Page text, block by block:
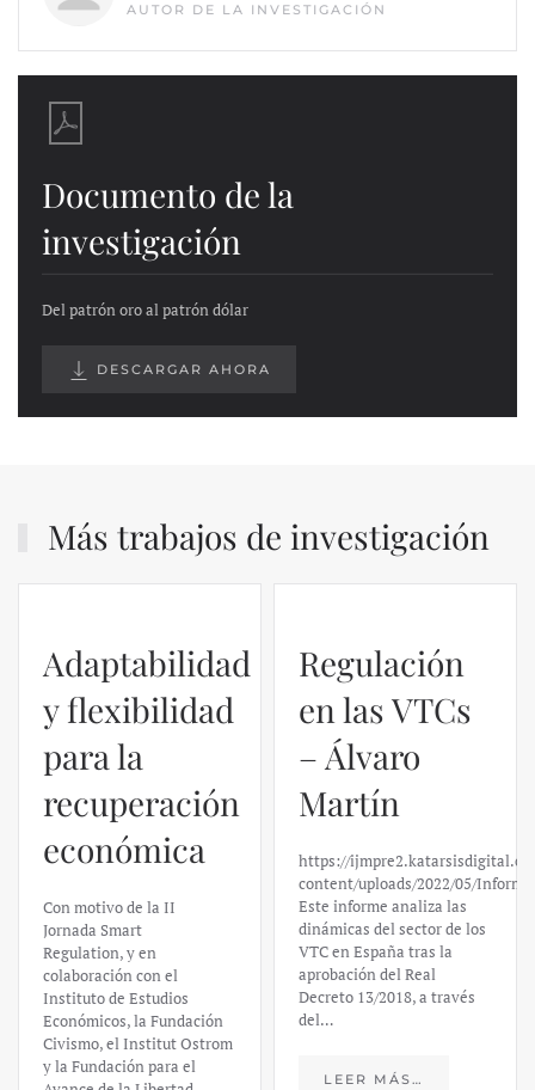
AUTOR DE LA INVESTIGACIÓN
Documento de la
investigación
Del patrón oro al patrón dólar
DESCARGAR AHORA
Más trabajos de investigación
Regulación
en las VTCs
– Álvaro
Martín
https://ijmpre2.katarsisdigital.com/wp-
content/uploads/2022/05/Informe_sobre_las_VTC.pdf
Este informe analiza las
dinámicas del sector de los
VTC en España tras la
aprobación del Real
Decreto 13/2018, a través
del…
LEER MÁS…
El caso de
Silicon
Valley Bank:
un análisis
financiero –
Daniel
Fernández